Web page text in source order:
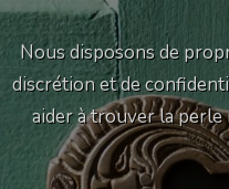
Nous disposons de
discrétion et de
aider à trouver la perle